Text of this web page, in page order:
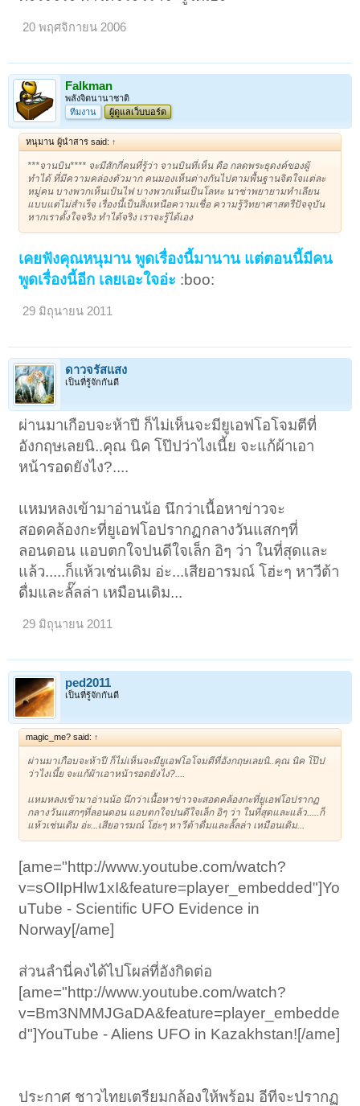
20 พฤศจิกายน 2006
Falkman
พลังจิตนานาชาติ
ทีมงาน
ผู้ดูแลเว็บบอร์ด
หนุมาน ผู้นำสาร said: ↑
***จานบิน**** จะมีสักกี่คนที่รู้ว่า จานบินที่เห็น คือ กลดพระธุดงค์ของผู้
ทำได้ ที่มีความคล่องตัวมาก คนมองเห็นต่างกันไปตามพื้นฐานจิตใจแต่ละ
หมู่คน บางพวกเห็นเป้นไฟ บางพวกเห็นเป็นโลหะ นาซ่าพยายามทำเลียน
แบบแต่ไม่สำเร็จ เรื่องนี้เป็นสิ่งเหนือความเชื่อ ความรู้วิทยาศาสตรืปัจจุบัน
หากเราตั้งใจจริง ทำได้จริง เราจะรู้ได้เอง
เคยฟังคุณหนุมาน พูดเรื่องนี้มานาน แต่ตอนนี้มีคน
พูดเรื่องนี้อีก เลยเอะใจอ่ะ :boo:
29 มิถุนายน 2011
ดาวจรัสแสง
เป็นที่รู้จักกันดี
ผ่านมาเกือบจะห้าปี ก็ไม่เห็นจะมียูเอฟโอโจมตีที่
อังกฤษเลยนิ..คุณ นิค โป๊ปว่าไงเนี้ย จะแก้ผ้าเอา
หน้ารอดยังไง?....
เเหมหลงเข้ามาอ่านน้อ นึกว่าเนื้อหาข่าวจะ
สอดคล้องกะที่ยูเอฟโอปรากฏกลางวันแสกๆที่
ลอนดอน แอบตกใจปนดีใจเล็ก อิๆ ว่า ในที่สุดและ
แล้ว.....ก็แห้วเช่นเดิม อ่ะ...เสียอารมณ์ โฮ่ะๆ หาวีต้า
ดื่มและลั๊ลล่า เหมือนเดิม...
29 มิถุนายน 2011
ped2011
เป็นที่รู้จักกันดี
magic_me? said: ↑
ผ่านมาเกือบจะห้าปี ก็ไม่เห็นจะมียูเอฟโอโจมตีที่อังกฤษเลยนิ..คุณ นิค โป๊ป
ว่าไงเนี้ย จะแก้ผ้าเอาหน้ารอดยังไง?....
เเหมหลงเข้ามาอ่านน้อ นึกว่าเนื้อหาข่าวจะสอดคล้องกะที่ยูเอฟโอปรากฏ
กลางวันแสกๆที่ลอนดอน แอบตกใจปนดีใจเล็ก อิๆ ว่า ในที่สุดและแล้ว.....ก็
แห้วเช่นเดิม อ่ะ...เสียอารมณ์ โฮ่ะๆ หาวีต้าดื่มและลั๊ลล่า เหมือนเดิม...
[ame="http://www.youtube.com/watch?
v=sOIIpHlw1xI&feature=player_embedded"]Yo
uTube - ‪Scientific UFO Evidence in
Norway‬‏[/ame]
ส่วนลำนี่คงได้ไปโผล่ที่อังกิดต่อ
[ame="http://www.youtube.com/watch?
v=Bm3NMMJGaDA&feature=player_embedde
d"]YouTube - ‪Aliens UFO in Kazakhstan![/ame]
ประกาศ ชาวไทยเตรียมกล้องให้พร้อม อีทีจะปรากฏ